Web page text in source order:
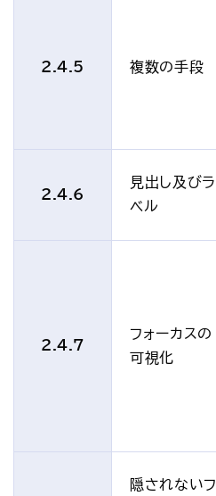
2.4.5 複数の手段
2.4.6
見出し及びラ
ベル
2.4.7
フォーカスの
可視化
隠されないフ